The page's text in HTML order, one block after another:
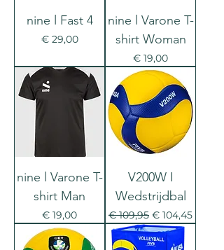
nine l Fast 4
Prijs
€ 29,00
nine l Varone T-
shirt Woman
Prijs
€ 19,00
nine l Varone T-
shirt Man
Prijs
€ 19,00
V200W I
Wedstrijdbal
Normale prijs
€ 109,95 Verkoopprijs
€ 104,45